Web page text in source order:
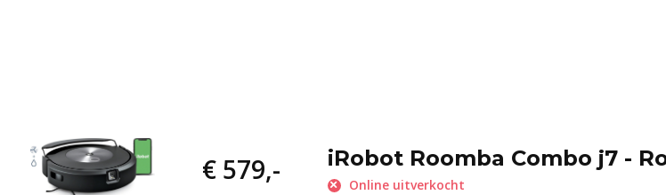
€ 579,- iRobot Roomba Combo j7 -
Online uitverkocht